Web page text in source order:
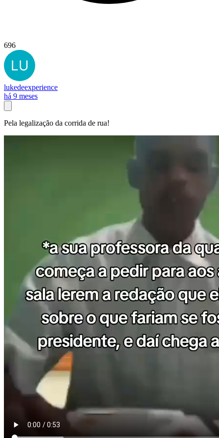
696
lukedeexperience
há 9 meses
Pela legalização da corrida de rua!